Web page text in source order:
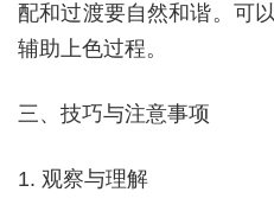
配和过渡要自然和谐。可
辅助上色过程。
三、技巧与注意事项
1. 观察与理解